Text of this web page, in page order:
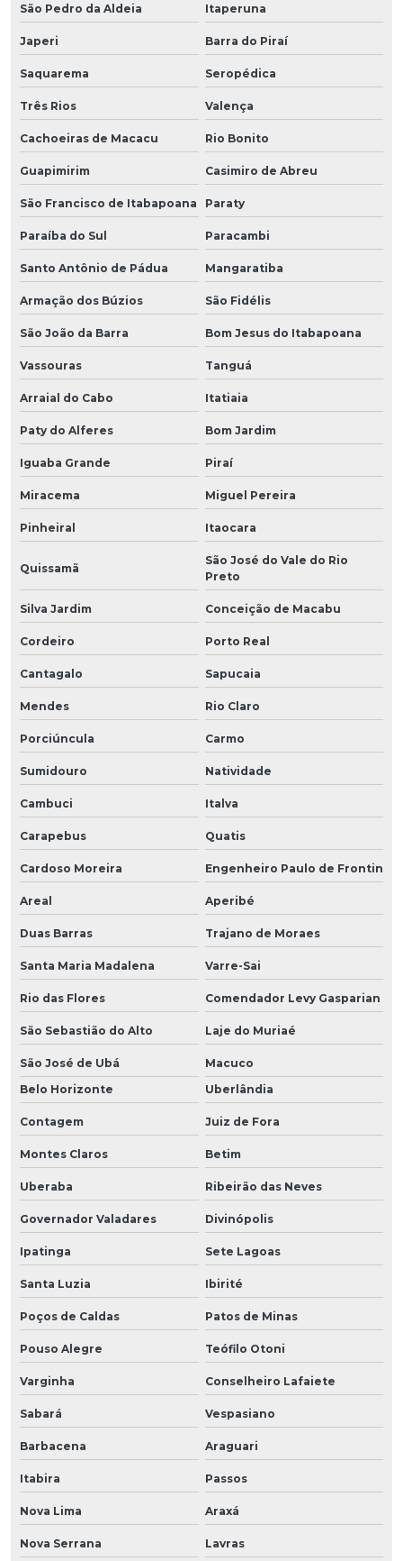
São Pedro da Aldeia Itaperuna
Japeri Barra do Piraí
Saquarema Seropédica
Três Rios Valença
Cachoeiras de Macacu Rio Bonito
Guapimirim Casimiro de Abreu
São Francisco de Itabapoana Paraty
Paraíba do Sul Paracambi
Santo Antônio de Pádua Mangaratiba
Armação dos Búzios São Fidélis
São João da Barra Bom Jesus do Itabapoana
Vassouras Tanguá
Arraial do Cabo Itatiaia
Paty do Alferes Bom Jardim
Iguaba Grande Piraí
Miracema Miguel Pereira
Pinheiral Itaocara
Quissamã
São José do Vale do Rio
Preto
Silva Jardim Conceição de Macabu
Cordeiro Porto Real
Cantagalo Sapucaia
Mendes Rio Claro
Porciúncula Carmo
Sumidouro Natividade
Cambuci Italva
Carapebus Quatis
Cardoso Moreira Engenheiro Paulo de Frontin
Areal Aperibé
Duas Barras Trajano de Moraes
Santa Maria Madalena Varre-Sai
Rio das Flores Comendador Levy Gasparian
São Sebastião do Alto Laje do Muriaé
São José de Ubá
Macuco
Belo Horizonte
Uberlândia
Contagem Juiz de Fora
Montes Claros Betim
Uberaba Ribeirão das Neves
Governador Valadares Divinópolis
Ipatinga Sete Lagoas
Santa Luzia Ibirité
Poços de Caldas Patos de Minas
Pouso Alegre Teófilo Otoni
Varginha Conselheiro Lafaiete
Sabará Vespasiano
Barbacena Araguari
Itabira Passos
Nova Lima Araxá
Nova Serrana Lavras